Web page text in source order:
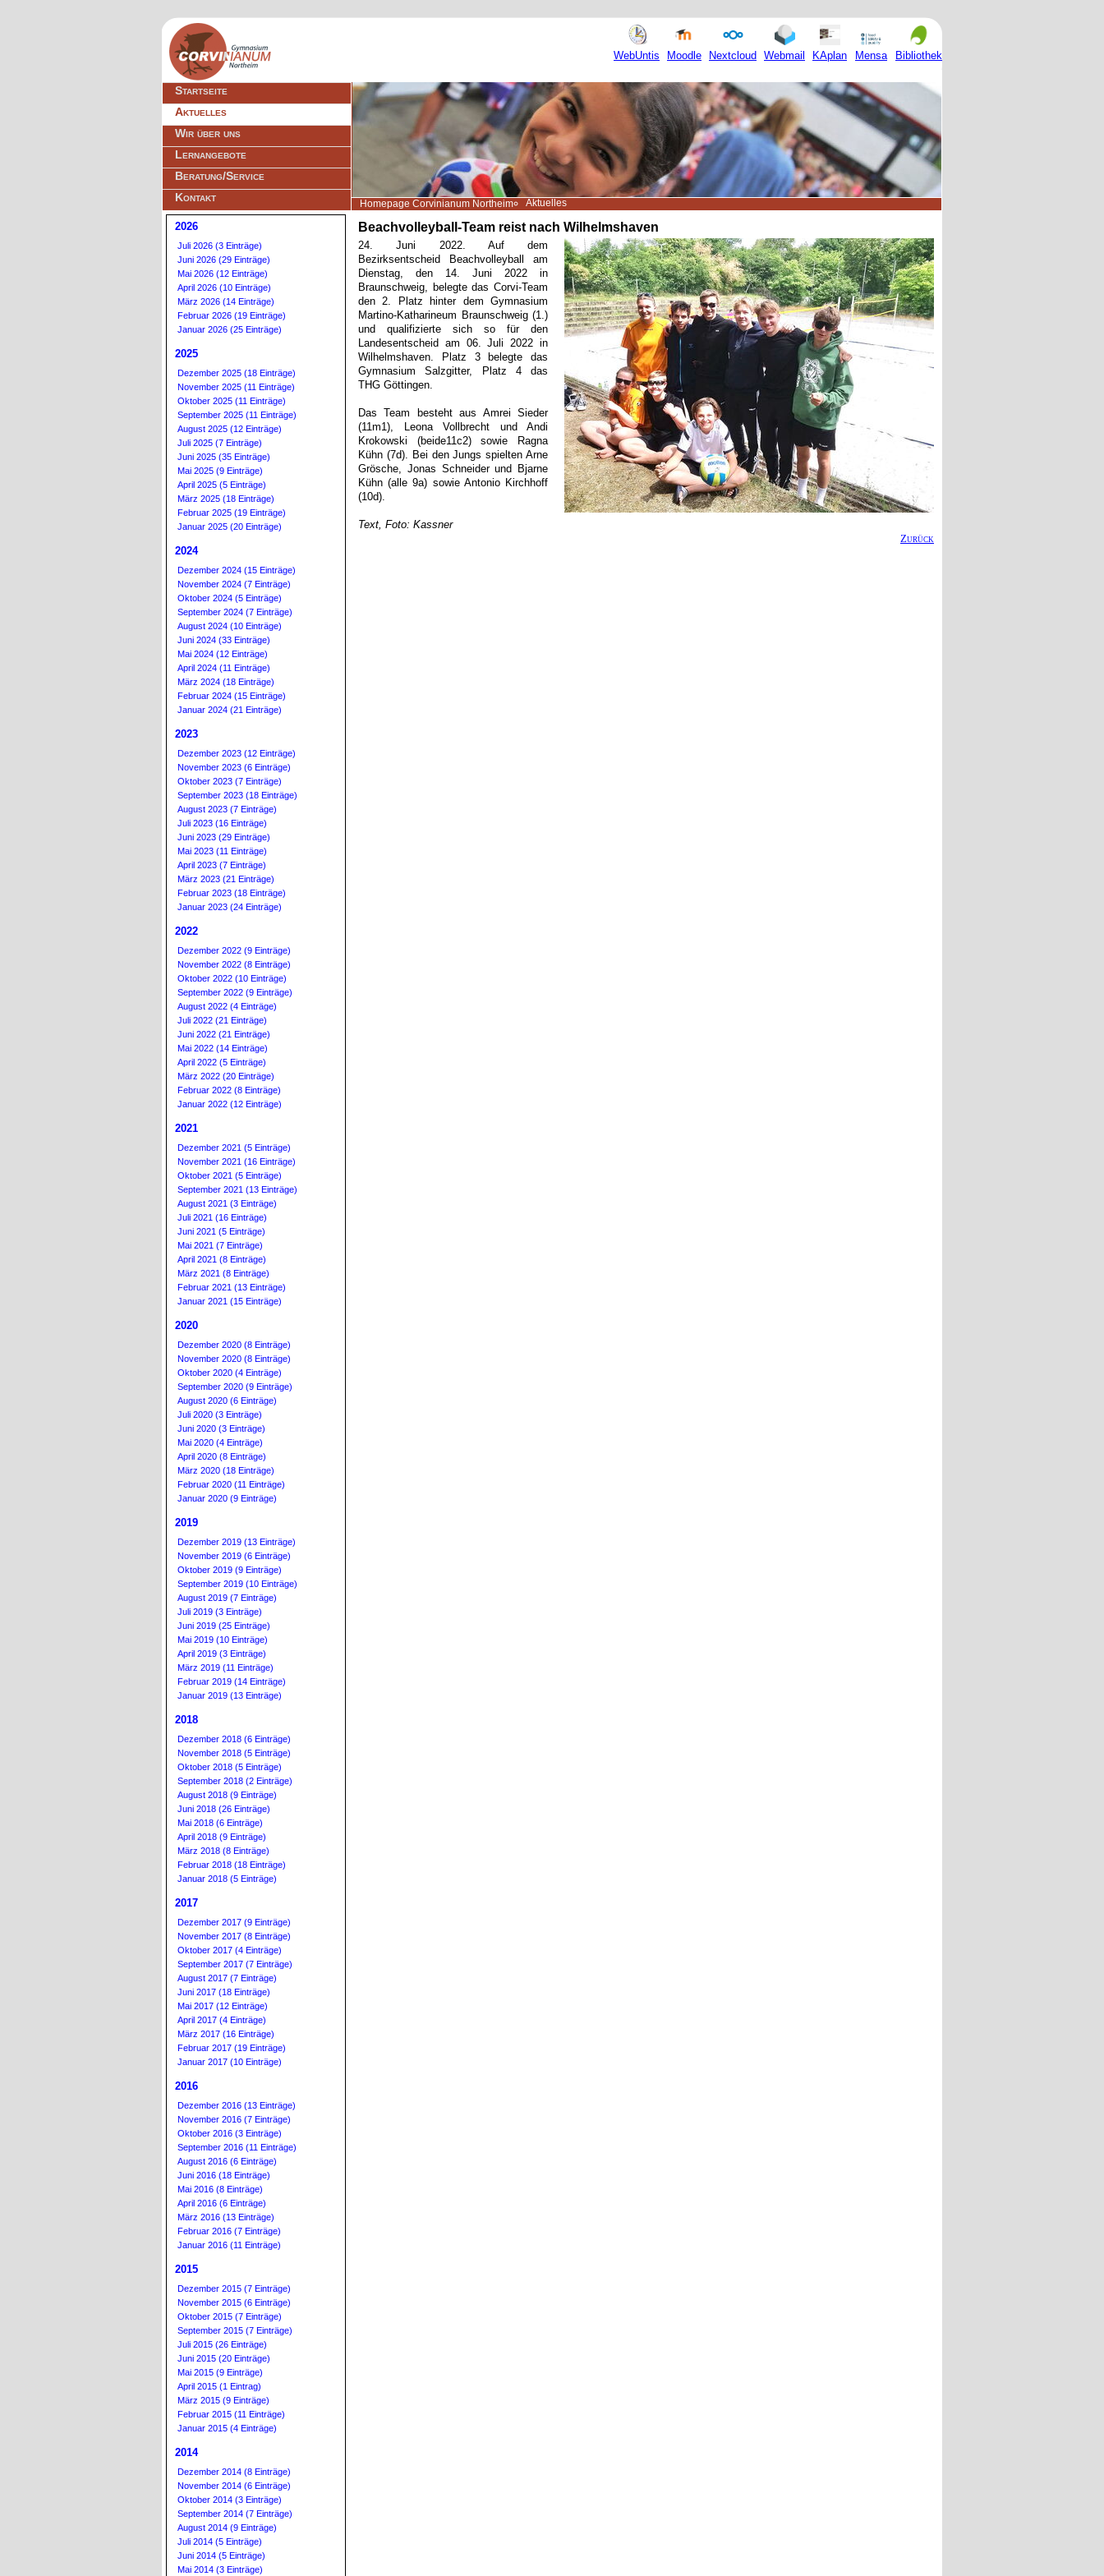
WebUntis Moodle Nextcloud Webmail KAplan Mensa Bibliothek
Navigation
überspringen
Startseite
Aktuelles
Wir über uns
Lernangebote
Beratung/Service
Kontakt
Homepage Corvinianum Northeim Aktuelles
Beachvolleyball-Team reist nach Wilhelmshaven
24. Juni 2022. Auf dem
Bezirksentscheid Beachvolleyball am
Dienstag, den 14. Juni 2022 in
Braunschweig, belegte das Corvi-Team
den 2. Platz hinter dem Gymnasium
Martino-Katharineum Braunschweig (1.)
und qualifizierte sich so für den
Landesentscheid am 06. Juli 2022 in
Wilhelmshaven. Platz 3 belegte das
Gymnasium Salzgitter, Platz 4 das
THG Göttingen.
Das Team besteht aus Amrei Sieder
(11m1), Leona Vollbrecht und Andi
Krokowski (beide11c2) sowie Ragna
Kühn (7d). Bei den Jungs spielten Arne
Grösche, Jonas Schneider und Bjarne
Kühn (alle 9a) sowie Antonio Kirchhoff
(10d).
Text, Foto: Kassner
Zurück
2026
Juli 2026 (3 Einträge)
Juni 2026 (29 Einträge)
Mai 2026 (12 Einträge)
April 2026 (10 Einträge)
März 2026 (14 Einträge)
Februar 2026 (19 Einträge)
Januar 2026 (25 Einträge)
2025
Dezember 2025 (18 Einträge)
November 2025 (11 Einträge)
Oktober 2025 (11 Einträge)
September 2025 (11 Einträge)
August 2025 (12 Einträge)
Juli 2025 (7 Einträge)
Juni 2025 (35 Einträge)
Mai 2025 (9 Einträge)
April 2025 (5 Einträge)
März 2025 (18 Einträge)
Februar 2025 (19 Einträge)
Januar 2025 (20 Einträge)
2024
Dezember 2024 (15 Einträge)
November 2024 (7 Einträge)
Oktober 2024 (5 Einträge)
September 2024 (7 Einträge)
August 2024 (10 Einträge)
Juni 2024 (33 Einträge)
Mai 2024 (12 Einträge)
April 2024 (11 Einträge)
März 2024 (18 Einträge)
Februar 2024 (15 Einträge)
Januar 2024 (21 Einträge)
2023
Dezember 2023 (12 Einträge)
November 2023 (6 Einträge)
Oktober 2023 (7 Einträge)
September 2023 (18 Einträge)
August 2023 (7 Einträge)
Juli 2023 (16 Einträge)
Juni 2023 (29 Einträge)
Mai 2023 (11 Einträge)
April 2023 (7 Einträge)
März 2023 (21 Einträge)
Februar 2023 (18 Einträge)
Januar 2023 (24 Einträge)
2022
Dezember 2022 (9 Einträge)
November 2022 (8 Einträge)
Oktober 2022 (10 Einträge)
September 2022 (9 Einträge)
August 2022 (4 Einträge)
Juli 2022 (21 Einträge)
Juni 2022 (21 Einträge)
Mai 2022 (14 Einträge)
April 2022 (5 Einträge)
März 2022 (20 Einträge)
Februar 2022 (8 Einträge)
Januar 2022 (12 Einträge)
2021
Dezember 2021 (5 Einträge)
November 2021 (16 Einträge)
Oktober 2021 (5 Einträge)
September 2021 (13 Einträge)
August 2021 (3 Einträge)
Juli 2021 (16 Einträge)
Juni 2021 (5 Einträge)
Mai 2021 (7 Einträge)
April 2021 (8 Einträge)
März 2021 (8 Einträge)
Februar 2021 (13 Einträge)
Januar 2021 (15 Einträge)
2020
Dezember 2020 (8 Einträge)
November 2020 (8 Einträge)
Oktober 2020 (4 Einträge)
September 2020 (9 Einträge)
August 2020 (6 Einträge)
Juli 2020 (3 Einträge)
Juni 2020 (3 Einträge)
Mai 2020 (4 Einträge)
April 2020 (8 Einträge)
März 2020 (18 Einträge)
Februar 2020 (11 Einträge)
Januar 2020 (9 Einträge)
2019
Dezember 2019 (13 Einträge)
November 2019 (6 Einträge)
Oktober 2019 (9 Einträge)
September 2019 (10 Einträge)
August 2019 (7 Einträge)
Juli 2019 (3 Einträge)
Juni 2019 (25 Einträge)
Mai 2019 (10 Einträge)
April 2019 (3 Einträge)
März 2019 (11 Einträge)
Februar 2019 (14 Einträge)
Januar 2019 (13 Einträge)
2018
Dezember 2018 (6 Einträge)
November 2018 (5 Einträge)
Oktober 2018 (5 Einträge)
September 2018 (2 Einträge)
August 2018 (9 Einträge)
Juni 2018 (26 Einträge)
Mai 2018 (6 Einträge)
April 2018 (9 Einträge)
März 2018 (8 Einträge)
Februar 2018 (18 Einträge)
Januar 2018 (5 Einträge)
2017
Dezember 2017 (9 Einträge)
November 2017 (8 Einträge)
Oktober 2017 (4 Einträge)
September 2017 (7 Einträge)
August 2017 (7 Einträge)
Juni 2017 (18 Einträge)
Mai 2017 (12 Einträge)
April 2017 (4 Einträge)
März 2017 (16 Einträge)
Februar 2017 (19 Einträge)
Januar 2017 (10 Einträge)
2016
Dezember 2016 (13 Einträge)
November 2016 (7 Einträge)
Oktober 2016 (3 Einträge)
September 2016 (11 Einträge)
August 2016 (6 Einträge)
Juni 2016 (18 Einträge)
Mai 2016 (8 Einträge)
April 2016 (6 Einträge)
März 2016 (13 Einträge)
Februar 2016 (7 Einträge)
Januar 2016 (11 Einträge)
2015
Dezember 2015 (7 Einträge)
November 2015 (6 Einträge)
Oktober 2015 (7 Einträge)
September 2015 (7 Einträge)
Juli 2015 (26 Einträge)
Juni 2015 (20 Einträge)
Mai 2015 (9 Einträge)
April 2015 (1 Eintrag)
März 2015 (9 Einträge)
Februar 2015 (11 Einträge)
Januar 2015 (4 Einträge)
2014
Dezember 2014 (8 Einträge)
November 2014 (6 Einträge)
Oktober 2014 (3 Einträge)
September 2014 (7 Einträge)
August 2014 (9 Einträge)
Juli 2014 (5 Einträge)
Juni 2014 (5 Einträge)
Mai 2014 (3 Einträge)